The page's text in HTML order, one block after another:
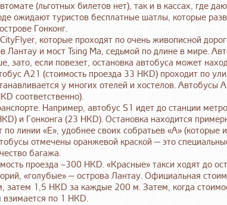
(льготных билетов нет), так и в кассах, где
ожидают туристов бесплатные шатлы, которые
Гонконг.
которые проходят по очень живописной
Лантау и мост Tsing Ma, седьмой по длине в мире.
зато, если повезет, остановка автобуса может
A21 (стоимость проезда 33 HKD) проходит по
у многих отелей и хостелов. Автобусы
соответственно).
Например, автобус S1 идет до станции
и Гонконга (23 HKD). Остановка находится
по линии «E», удобнее своих собратьев «A»
отмечены оранжевой краской — это
багажа.
проезда ~300 HKD. «Красные» такси ходят до
«голубые» — острова Лантау. Официальная
затем 1,5 HKD за каждые 200 м. Затем, когда
по 1 HKD.